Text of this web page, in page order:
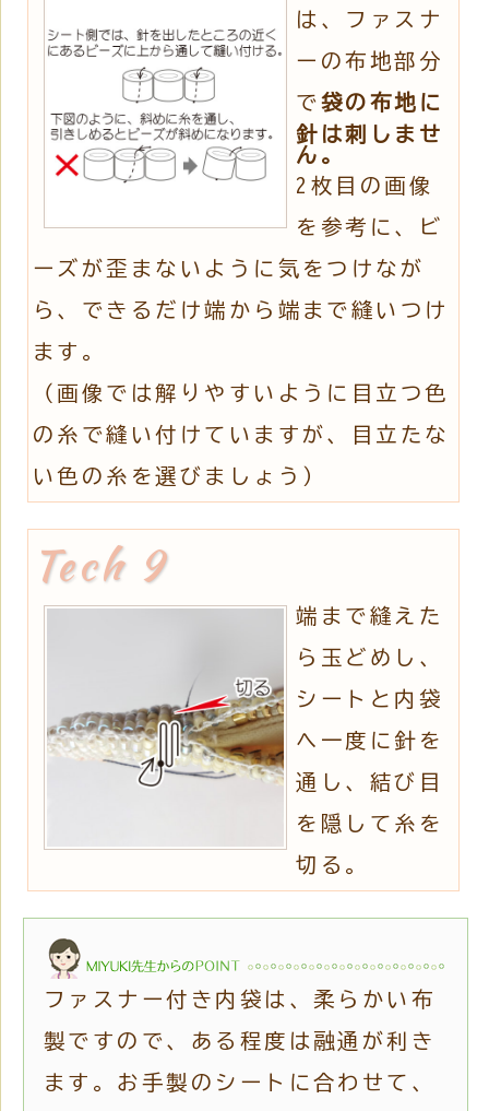
は、ファスナ
ーの布地部分
で 袋の布地に
針は刺しませ
ん。
2枚目の画像
を参考に、ビ
ーズが歪まないように気をつけなが
ら、できるだけ端から端まで縫いつけ
ます。
（画像では解りやすいように目立つ色
の糸で縫い付けていますが、目立たな
い色の糸を選びましょう）
端まで縫えた
ら玉どめし、
シートと内袋
へ一度に針を
通し、結び目
を隠して糸を
切る。
ファスナー付き内袋は、柔らかい布
製ですので、ある程度は融通が利き
ます。お手製のシートに合わせて、